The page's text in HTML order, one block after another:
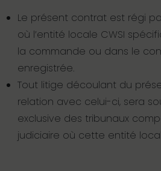
Le présent contrat est régi
où l’entité locale CWSI
la commande ou dans le
enregistrée.
Tout litige découlant du
relation avec celui-ci, sera
exclusive des tribunaux
judiciaire où cette entité